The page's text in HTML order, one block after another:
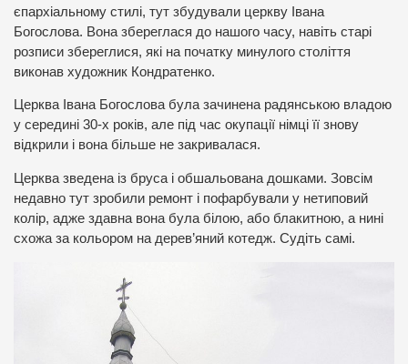
єпархіальному стилі, тут збудували церкву Івана
Богослова. Вона збереглася до нашого часу, навіть старі
розписи збереглися, які на початку минулого століття
виконав художник Кондратенко.
Церква Івана Богослова була зачинена радянською владою
у середині 30-х років, але під час окупації німці її знову
відкрили і вона більше не закривалася.
Церква зведена із бруса і обшальована дошками. Зовсім
недавно тут зробили ремонт і пофарбували у нетиповий
колір, адже здавна вона була білою, або блакитною, а нині
схожа за кольором на дерев’яний котедж. Судіть самі.